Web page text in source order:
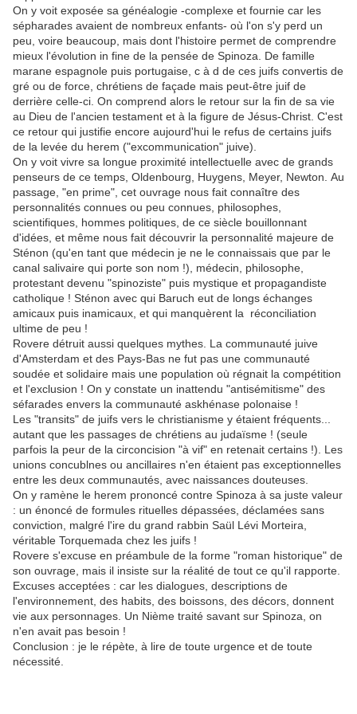
On y voit exposée sa généalogie -complexe et fournie car les
sépharades avaient de nombreux enfants- où l'on s'y perd un
peu, voire beaucoup, mais dont l'histoire permet de comprendre
mieux l'évolution in fine de la pensée de Spinoza. De famille
marane espagnole puis portugaise, c à d de ces juifs convertis de
gré ou de force, chrétiens de façade mais peut-être juif de
derrière celle-ci. On comprend alors le retour sur la fin de sa vie
au Dieu de l'ancien testament et à la figure de Jésus-Christ. C'est
ce retour qui justifie encore aujourd'hui le refus de certains juifs
de la levée du herem ("excommunication" juive).
On y voit vivre sa longue proximité intellectuelle avec de grands
penseurs de ce temps, Oldenbourg, Huygens, Meyer, Newton. Au
passage, "en prime", cet ouvrage nous fait connaître des
personnalités connues ou peu connues, philosophes,
scientifiques, hommes politiques, de ce siècle bouillonnant
d'idées, et même nous fait découvrir la personnalité majeure de
Sténon (qu'en tant que médecin je ne le connaissais que par le
canal salivaire qui porte son nom !), médecin, philosophe,
protestant devenu "spinoziste" puis mystique et propagandiste
catholique ! Sténon avec qui Baruch eut de longs échanges
amicaux puis inamicaux, et qui manquèrent la réconciliation
ultime de peu !
Rovere détruit aussi quelques mythes. La communauté juive
d'Amsterdam et des Pays-Bas ne fut pas une communauté
soudée et solidaire mais une population où régnait la compétition
et l'exclusion ! On y constate un inattendu "antisémitisme" des
séfarades envers la communauté askhénase polonaise !
Les "transits" de juifs vers le christianisme y étaient fréquents...
autant que les passages de chrétiens au judaïsme ! (seule
parfois la peur de la circoncision "à vif" en retenait certains !). Les
unions concublnes ou ancillaires n'en étaient pas exceptionnelles
entre les deux communautés, avec naissances douteuses.
On y ramène le herem prononcé contre Spinoza à sa juste valeur
: un énoncé de formules rituelles dépassées, déclamées sans
conviction, malgré l'ire du grand rabbin Saül Lévi Morteira,
véritable Torquemada chez les juifs !
Rovere s'excuse en préambule de la forme "roman historique" de
son ouvrage, mais il insiste sur la réalité de tout ce qu'il rapporte.
Excuses acceptées : car les dialogues, descriptions de
l'environnement, des habits, des boissons, des décors, donnent
vie aux personnages. Un Nième traité savant sur Spinoza, on
n'en avait pas besoin !
Conclusion : je le répète, à lire de toute urgence et de toute
nécessité.